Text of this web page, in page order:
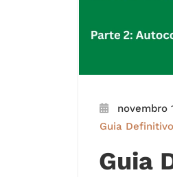
novembro
Guia Definitivo
Guia